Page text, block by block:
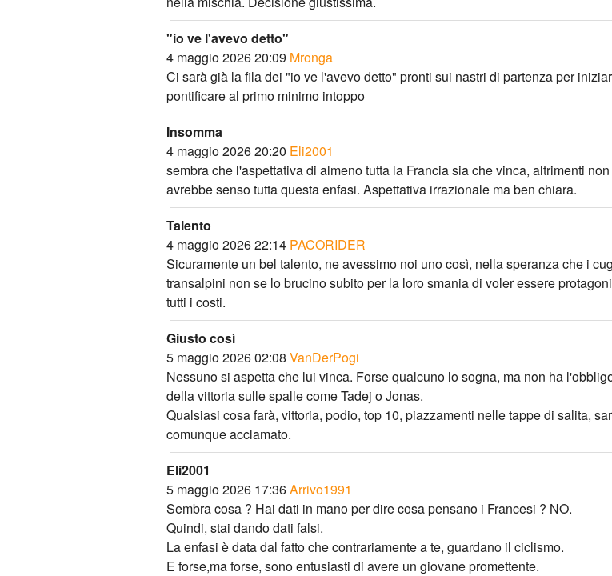
"io ve l'avevo detto"
4 maggio 2026 20:09 Mronga
Ci sarà già la fila dei "io ve l'avevo detto" pronti sui nastri di partenza per
pontificare al primo minimo intoppo
Insomma
4 maggio 2026 20:20 Eli2001
sembra che l'aspettativa di almeno tutta la Francia sia che vinca, altrimenti non
avrebbe senso tutta questa enfasi. Aspettativa irrazionale ma ben chiara.
Talento
4 maggio 2026 22:14 PACORIDER
Sicuramente un bel talento, ne avessimo noi uno così, nella speranza che i
transalpini non se lo brucino subito per la loro smania di voler essere
tutti i costi.
Giusto così
5 maggio 2026 02:08 VanDerPogi
Nessuno si aspetta che lui vinca. Forse qualcuno lo sogna, ma non ha
della vittoria sulle spalle come Tadej o Jonas.
Qualsiasi cosa farà, vittoria, podio, top 10, piazzamenti nelle tappe di salita,
comunque acclamato.
Eli2001
5 maggio 2026 17:36Arrivo1991
Sembra cosa ? Hai dati in mano per dire cosa pensano i Francesi ? NO.
Quindi, stai dando dati falsi.
La enfasi è data dal fatto che contrariamente a te, guardano il ciclismo.
E forse,ma forse, sono entusiasti di avere un giovane promettente.